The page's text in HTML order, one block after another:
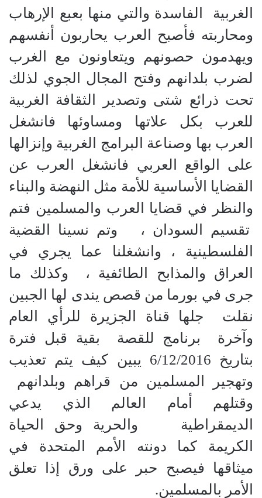
الغربية الفاسدة والتي منها بعبع الإرهاب
ومحاربته فأصبح العرب يحاربون أنفسهم
ويهدمون حصونهم ويتعاونون مع الغرب
لضرب بلدانهم وفتح المجال الجوي لذلك
تحت ذرائع شتى وتصدير الثقافة الغربية
للعرب بكل علاتها ومساوئها فانشغل
العرب بها وصناعة البرامج الغربية وإنزالها
على الواقع العربي فانشغل العرب عن
القضايا الأساسية للأمة مثل النهضة والبناء
والنظر في قضايا العرب والمسلمين فتم
تقسيم السودان ، وتم نسينا القضية
الفلسطينية ، وانشغلنا عما يجري في
العراق والمذابح الطائفية ، وكذلك ما
جرى في بورما من قصص يندى لها الجبين
نقلت جلها قناة الجزيرة للرأي العام
وآخرة برنامج للقصة بقية قبل فترة
بتاريخ 6/12/2016 يبين كيف يتم تعذيب
وتهجير المسلمين من قراهم وبلدانهم
وقتلهم أمام العالم الذي يدعي
الديمقراطية والحرية وحق الحياة
الكريمة كما دونته الأمم المتحدة في
ميثاقها فيصبح حبر على ورق إذا تعلق
الأمر بالمسلمين.